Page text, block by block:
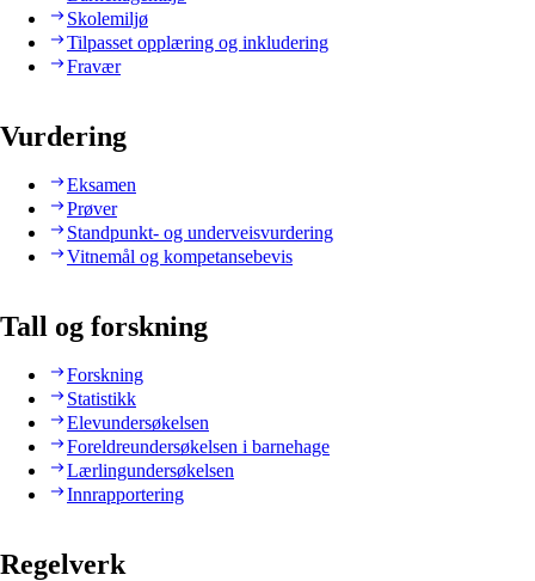
Skolemiljø
Tilpasset opplæring og inkludering
Fravær
Vurdering
Eksamen
Prøver
Standpunkt- og underveisvurdering
Vitnemål og kompetansebevis
Tall og forskning
Forskning
Statistikk
Elevundersøkelsen
Foreldreundersøkelsen i barnehage
Lærlingundersøkelsen
Innrapportering
Regelverk